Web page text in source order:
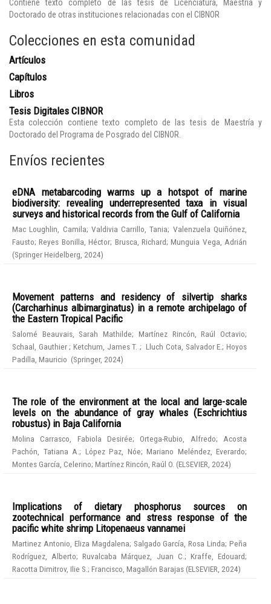
Contiene texto completo de las tesis de Licenciatura, Maestría y
Doctorado de otras instituciones relacionadas con el CIBNOR
Colecciones en esta comunidad
Artículos
Capítulos
Libros
Tesis Digitales CIBNOR
Esta colección contiene texto completo de las tesis de Maestría y
Doctorado del Programa de Posgrado del CIBNOR.
Envíos recientes
eDNA metabarcoding warms up a hotspot of marine
biodiversity: revealing underrepresented taxa in visual
surveys and historical records from the Gulf of California
Mac Loughlin, Camila; Valdivia Carrillo, Tania; Valenzuela Quiñónez,
Fausto;Reyes Bonilla, Héctor; Brusca, Richard;Munguia Vega, Adrián
(Springer Heidelberg 2024)
Movement patterns and residency of silvertip sharks
(Carcharhinus albimarginatus) in a remote archipelago of
the Eastern Tropical Pacific
Salomé Beauvais, Sarah Mathilde; Martínez Rincón, Raúl Octavio;
Schaal, Gauthier;Ketchum, James T.; Lluch Cota, Salvador E.;Hoyos
Padilla, Mauricio (Springer, 2024)
The role of the environment at the local and large-scale
levels on the abundance of gray whales (Eschrichtius
robustus) in Baja California
Molina Carrasco, Fabiola Desirée;Ortega-Rubio, Alfredo; Acosta
Pachón, Tatiana A. ; López Paz, Nóe; Mariano Meléndez, Everardo;
Montes García, Celerino; Martínez Rincón, Raúl O. (ELSEVIER 2024)
Implications of dietary phosphorus sources on
zootechnical performance and stress response of the
pacific white shrimp Litopenaeus vannamei
Martinez Antonio, Eliza Magdalena; Salgado García, Rosa Linda; Peña
Rodríguez, Alberto;Ruvalcaba Márquez, Juan C. ; Kraffe, Edouard;
Racotta Dimitrov, Ilie S. ; Francisco, Magallón Barajas (ELSEVIER 2024)